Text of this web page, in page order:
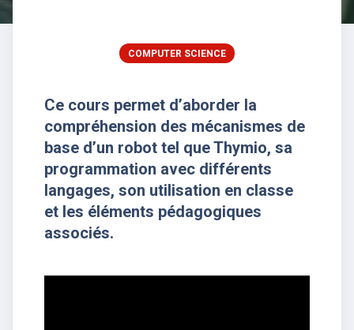
COMPUTER SCIENCE
Ce cours permet d’aborder la
compréhension des mécanismes de
base d’un robot tel que Thymio, sa
programmation avec différents
langages, son utilisation en classe
et les éléments pédagogiques
associés.